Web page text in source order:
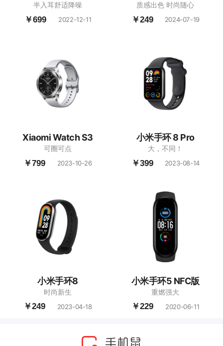
半入耳舒适降噪
￥699 2022-12-11
质感出色 时尚随心
￥249 2024-07-19
Xiaomi Watch S3
可圈可点
￥799 2023-10-26
小米手环 8 Pro
大，不同！
￥399 2023-08-14
小米手环8
时尚新生
￥249 2023-04-18
小米手环5 NFC版
重燃强大
￥229 2020-06-11